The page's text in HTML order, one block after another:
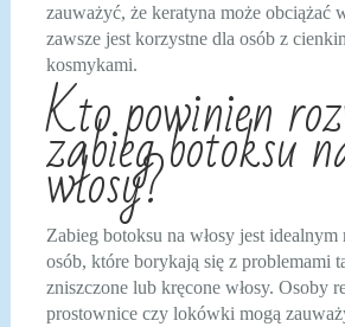
zauważyć, że keratyna może obciążać
zawsze jest korzystne dla osób z
kosmykami.
Kto powinien
zabieg botoksu
włosy?
Zabieg botoksu na włosy jest
osób, które borykają się z problemami
zniszczone lub kręcone włosy. Osoby
prostownice czy lokówki mogą